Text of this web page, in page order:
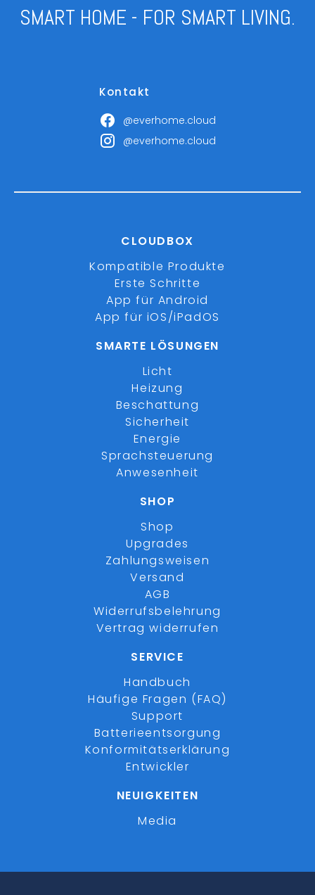
SMART HOME - FOR SMART LIVING.
Kontakt
@everhome.cloud
@everhome.cloud
CLOUDBOX
Kompatible Produkte
Erste Schritte
App für Android
App für iOS/iPadOS
SMARTE LÖSUNGEN
Licht
Heizung
Beschattung
Sicherheit
Energie
Sprachsteuerung
Anwesenheit
SHOP
Shop
Upgrades
Zahlungsweisen
Versand
AGB
Widerrufsbelehrung
Vertrag widerrufen
SERVICE
Handbuch
Häufige Fragen (FAQ)
Support
Batterieentsorgung
Konformitätserklärung
Entwickler
NEUIGKEITEN
Media